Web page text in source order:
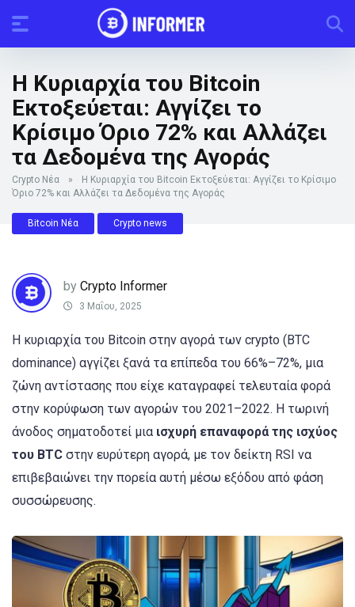
Η Κυριαρχία του Bitcoin
Εκτοξεύεται: Αγγίζει το
Κρίσιμο Όριο 72% και Αλλάζει
τα Δεδομένα της Αγοράς
Crypto Νέα »
Η Κυριαρχία του Bitcoin Εκτοξεύεται: Αγγίζει το Κρίσιμο
Όριο 72% και Αλλάζει τα Δεδομένα της Αγοράς
Bitcoin Νέα Crypto news
by Crypto Informer
3 Μαΐου, 2025
Η κυριαρχία του Bitcoin στην αγορά των crypto (BTC
dominance) αγγίζει ξανά τα επίπεδα του 66%–72%, μια
ζώνη αντίστασης που είχε καταγραφεί τελευταία φορά
στην κορύφωση των αγορών του 2021–2022. Η τωρινή
άνοδος σηματοδοτεί μια ισχυρή επαναφορά της ισχύος
του BTC στην ευρύτερη αγορά, με τον δείκτη RSI να
επιβεβαιώνει την πορεία αυτή μέσω εξόδου από φάση
συσσώρευσης.